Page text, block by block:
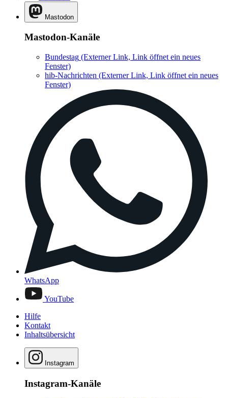
Mastodon
Mastodon-Kanäle
Bundestag (Externer Link, Link öffnet ein neues
Fenster)
hib-Nachrichten (Externer Link, Link öffnet ein neues
Fenster)
WhatsApp
YouTube
Hilfe
Kontakt
Inhaltsübersicht
Instagram
Instagram-Kanäle